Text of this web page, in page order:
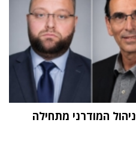
המודרני מתחילה